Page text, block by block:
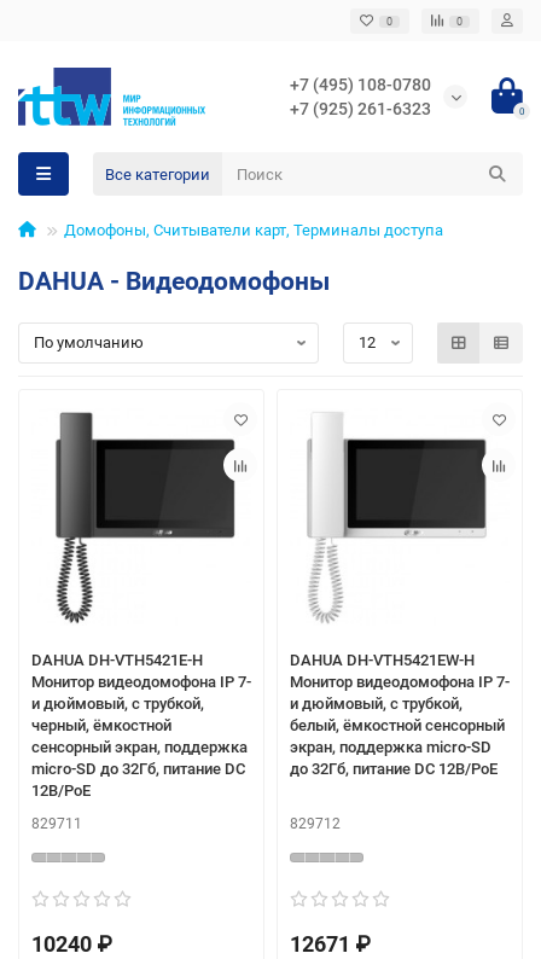
0 0
+7 (495) 108-0780
+7 (925) 261-6323
0
Все категории
Домофоны, Считыватели карт, Терминалы доступа
DAHUA - Видеодомофоны
DAHUA DH-VTH5421E-H
Монитор видеодомофона IP 7-
и дюймовый, с трубкой,
черный, ёмкостной
сенсорный экран, поддержка
micro-SD до 32Гб, питание DC
12В/PoE
829711
10240 ₽
DAHUA DH-VTH5421EW-H
Монитор видеодомофона IP 7-
и дюймовый, с трубкой,
белый, ёмкостной сенсорный
экран, поддержка micro-SD
до 32Гб, питание DC 12В/PoE
829712
12671 ₽